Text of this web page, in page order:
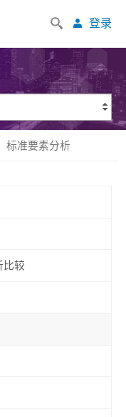
登录
标准要素分析
比较